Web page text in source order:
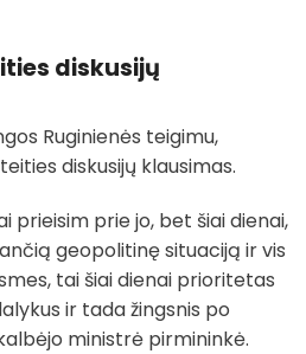
diskusijų
Ruginienės teigimu,
diskusijų klausimas.
prieisim prie jo, bet šiai dienai,
geopolitinę situaciją ir vis
tai šiai dienai prioritetas
ir tada žingsnis po
ministrė pirmininkė.